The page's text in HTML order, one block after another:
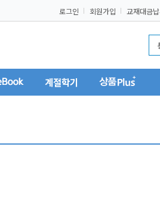
로그인 회원가입 교재대금
계절학기